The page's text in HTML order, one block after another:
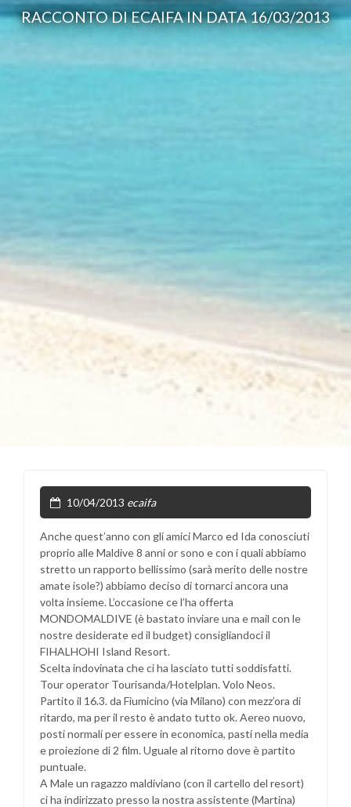
RACCONTO DI ECAIFA IN DATA 16/03/2013
10/04/2013 ecaifa
Anche quest’anno con gli amici Marco ed Ida conosciuti
proprio alle Maldive 8 anni or sono e con i quali abbiamo
stretto un rapporto bellissimo (sarà merito delle nostre
amate isole?) abbiamo deciso di tornarci ancora una
volta insieme. L’occasione ce l’ha offerta
MONDOMALDIVE (è bastato inviare una e mail con le
nostre desiderate ed il budget) consigliandoci il
FIHALHOHI Island Resort.
Scelta indovinata che ci ha lasciato tutti soddisfatti.
Tour operator Tourisanda/Hotelplan. Volo Neos.
Partito il 16.3. da Fiumicino (via Milano) con mezz’ora di
ritardo, ma per il resto è andato tutto ok. Aereo nuovo,
posti normali per essere in economica, pasti nella media
e proiezione di 2 film. Uguale al ritorno dove è partito
puntuale.
A Male un ragazzo maldiviano (con il cartello del resort)
ci ha indirizzato presso la nostra assistente (Martina)